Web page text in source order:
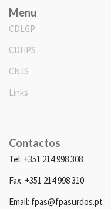
Menu
CDLGP
CDHPS
CNJS
Links
Contactos
Tel: +351 214 998 308
Fax: +351 214 998 310
Email: fpas@fpasurdos.pt